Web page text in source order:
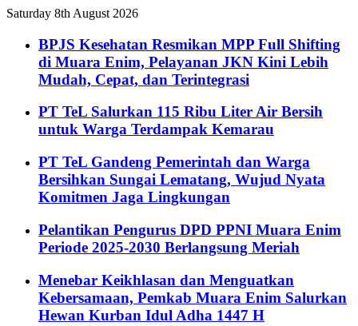
Saturday 8th August 2026
BPJS Kesehatan Resmikan MPP Full Shifting
di Muara Enim, Pelayanan JKN Kini Lebih
Mudah, Cepat, dan Terintegrasi
PT TeL Salurkan 115 Ribu Liter Air Bersih
untuk Warga Terdampak Kemarau
PT TeL Gandeng Pemerintah dan Warga
Bersihkan Sungai Lematang, Wujud Nyata
Komitmen Jaga Lingkungan
Pelantikan Pengurus DPD PPNI Muara Enim
Periode 2025-2030 Berlangsung Meriah
Menebar Keikhlasan dan Menguatkan
Kebersamaan, Pemkab Muara Enim Salurkan
Hewan Kurban Idul Adha 1447 H